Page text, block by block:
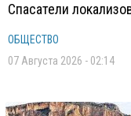
Спасатели
ОБЩЕСТВО
07 Августа 2026 - 02:14